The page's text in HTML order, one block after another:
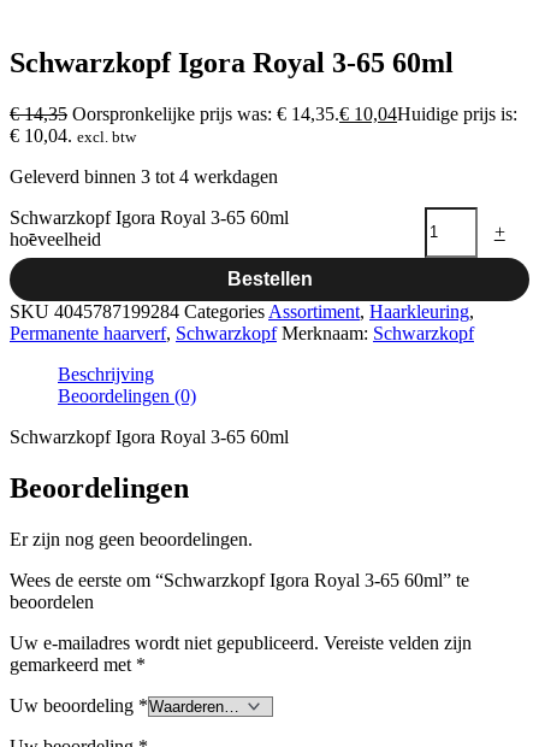
Schwarzkopf Igora Royal 3-65 60ml
€14,35 Oorspronkelijke prijs was: € 14,35.€ 10,04Huidige prijs is:
€ 10,04. excl. btw
Geleverd binnen 3 tot 4 werkdagen
-
Schwarzkopf Igora Royal 3-65 60ml
hoeveelheid
+
Bestellen
SKU 4045787199284 Categories Assortiment, Haarkleuring,
Permanente haarverf, Schwarzkopf Merknaam: Schwarzkopf
Beschrijving
Beoordelingen (0)
Schwarzkopf Igora Royal 3-65 60ml
Beoordelingen
Er zijn nog geen beoordelingen.
Wees de eerste om “Schwarzkopf Igora Royal 3-65 60ml” te
beoordelen
Uw e-mailadres wordt niet gepubliceerd. Vereiste velden zijn
gemarkeerd met *
Uw beoordeling *